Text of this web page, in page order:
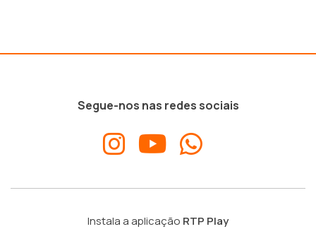
Segue-nos nas redes sociais
Instala a aplicação RTP Play